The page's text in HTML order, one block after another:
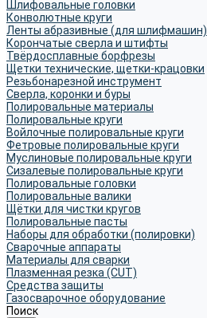
Шлифовальные головки
Конволютные круги
Ленты абразивные (для шлифмашин)
Корончатые сверла и штифты
Твёрдосплавные борфрезы
Щетки технические, щетки-крацовки
Резьбонарезной инструмент
Сверла, коронки и буры
Полировальные материалы
Полировальные круги
Войлочные полировальные круги
Фетровые полировальные круги
Муслиновые полировальные круги
Cизалевые полировальные круги
Полировальные головки
Полировальные валики
Щётки для чистки кругов
Полировальные пасты
Наборы для обработки (полировки)
Сварочные аппараты
Материалы для сварки
Плазменная резка (CUT)
Средства защиты
Газосварочное оборудование
Поиск